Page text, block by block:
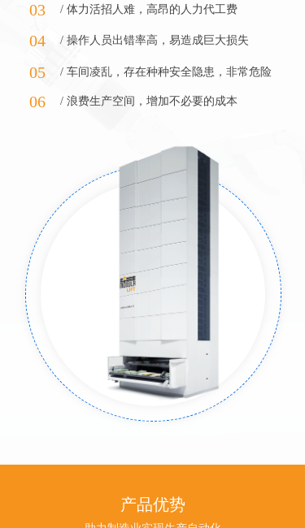
03 / 体力活招人难，高昂的人力代工费
04 / 操作人员出错率高，易造成巨大损失
05 / 车间凌乱，存在种种安全隐患，非常危险
06 / 浪费生产空间，增加不必要的成本
产品优势